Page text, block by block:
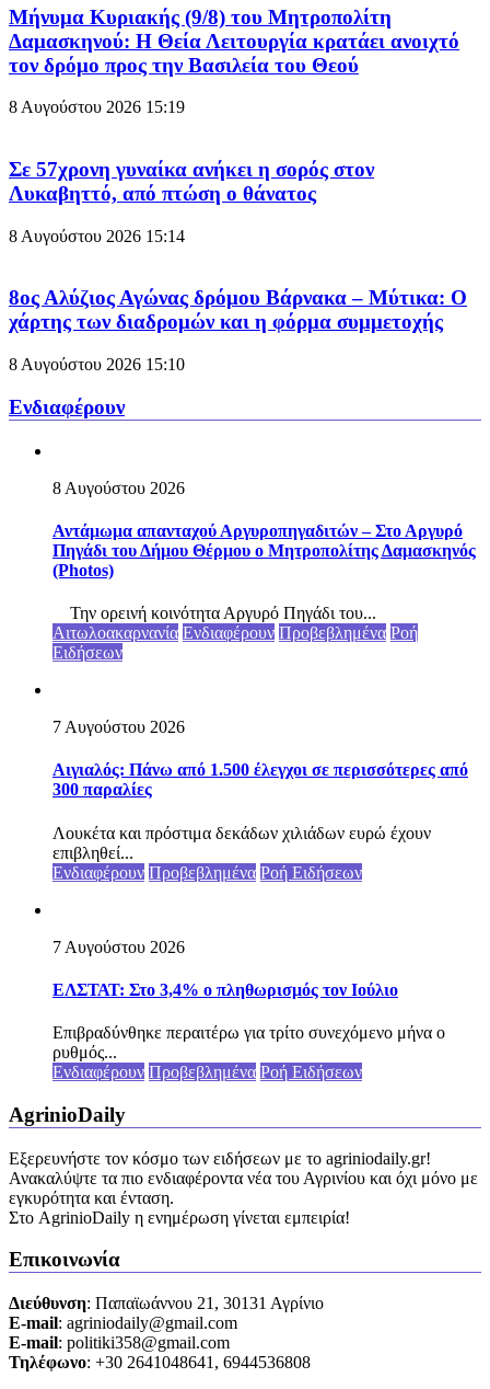
Μήνυμα Κυριακής (9/8) του Μητροπολίτη
Δαμασκηνού: Η Θεία Λειτουργία κρατάει ανοιχτό
τον δρόμο προς την Βασιλεία του Θεού
8 Αυγούστου 2026 15:19
Σε 57χρονη γυναίκα ανήκει η σορός στον
Λυκαβηττό, από πτώση ο θάνατος
8 Αυγούστου 2026 15:14
8ος Αλύζιος Αγώνας δρόμου Βάρνακα – Μύτικα: Ο
χάρτης των διαδρομών και η φόρμα συμμετοχής
8 Αυγούστου 2026 15:10
Ενδιαφέρουν
8 Αυγούστου 2026
Αντάμωμα απανταχού Αργυροπηγαδιτών – Στο Αργυρό
Πηγάδι του Δήμου Θέρμου ο Μητροπολίτης Δαμασκηνός
(Photos)
Την ορεινή κοινότητα Αργυρό Πηγάδι του...
Αιτωλοακαρνανία Ενδιαφέρουν Προβεβλημένα Ροή
Ειδήσεων
7 Αυγούστου 2026
Αιγιαλός: Πάνω από 1.500 έλεγχοι σε περισσότερες από
300 παραλίες
Λουκέτα και πρόστιμα δεκάδων χιλιάδων ευρώ έχουν
επιβληθεί...
Ενδιαφέρουν Προβεβλημένα Ροή Ειδήσεων
7 Αυγούστου 2026
ΕΛΣΤΑΤ: Στο 3,4% ο πληθωρισμός τον Ιούλιο
Επιβραδύνθηκε περαιτέρω για τρίτο συνεχόμενο μήνα ο
ρυθμός...
Ενδιαφέρουν Προβεβλημένα Ροή Ειδήσεων
AgrinioDaily
Εξερευνήστε τον κόσμο των ειδήσεων με το agriniodaily.gr!
Ανακαλύψτε τα πιο ενδιαφέροντα νέα του Αγρινίου και όχι μόνο με
εγκυρότητα και ένταση.
Στο AgrinioDaily η ενημέρωση γίνεται εμπειρία!
Επικοινωνία
Διεύθυνση: Παπαϊωάννου 21, 30131 Αγρίνιο
Ε-mail: agriniodaily@gmail.com
Ε-mail: politiki358@gmail.com
Τηλέφωνο: +30 2641048641, 6944536808